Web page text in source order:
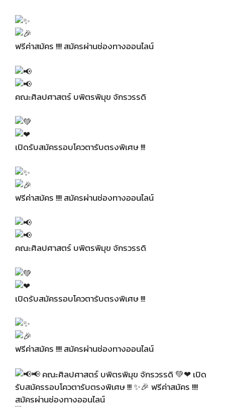
ฟรีค่าสมัคร !!!! สมัครผ่านช่องทางออนไลน์
คณะศิลปศาสตร์ บพิตรพิมุข จักรวรรดิ
เปิดรับสมัครรอบโควตารับตรงพิเศษ !!!
ฟรีค่าสมัคร !!!! สมัครผ่านช่องทางออนไลน์
คณะศิลปศาสตร์ บพิตรพิมุข จักรวรรดิ
เปิดรับสมัครรอบโควตารับตรงพิเศษ !!!
ฟรีค่าสมัคร !!!! สมัครผ่านช่องทางออนไลน์